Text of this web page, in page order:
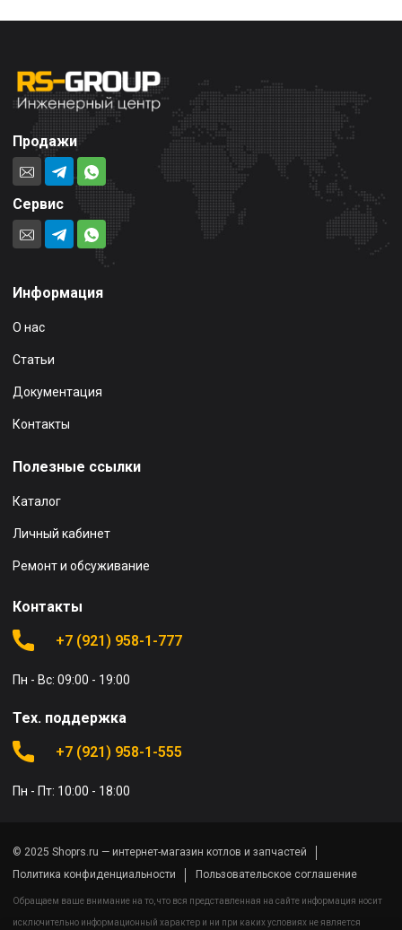
Продажи
Сервис
Информация
О нас
Статьи
Документация
Контакты
Полезные ссылки
Каталог
Личный кабинет
Ремонт и обсуживание
Контакты
+7 (921) 958-1-777
Пн - Вс: 09:00 - 19:00
Тех. поддержка
+7 (921) 958-1-555
Пн - Пт: 10:00 - 18:00
© 2025 Shoprs.ru — интернет-магазин котлов и запчастей
Политика конфиденциальности
Пользовательское соглашение
Обращаем ваше внимание на то, что вся представленная на сайте информация носит
исключительно информационный характер и ни при каких условиях не является